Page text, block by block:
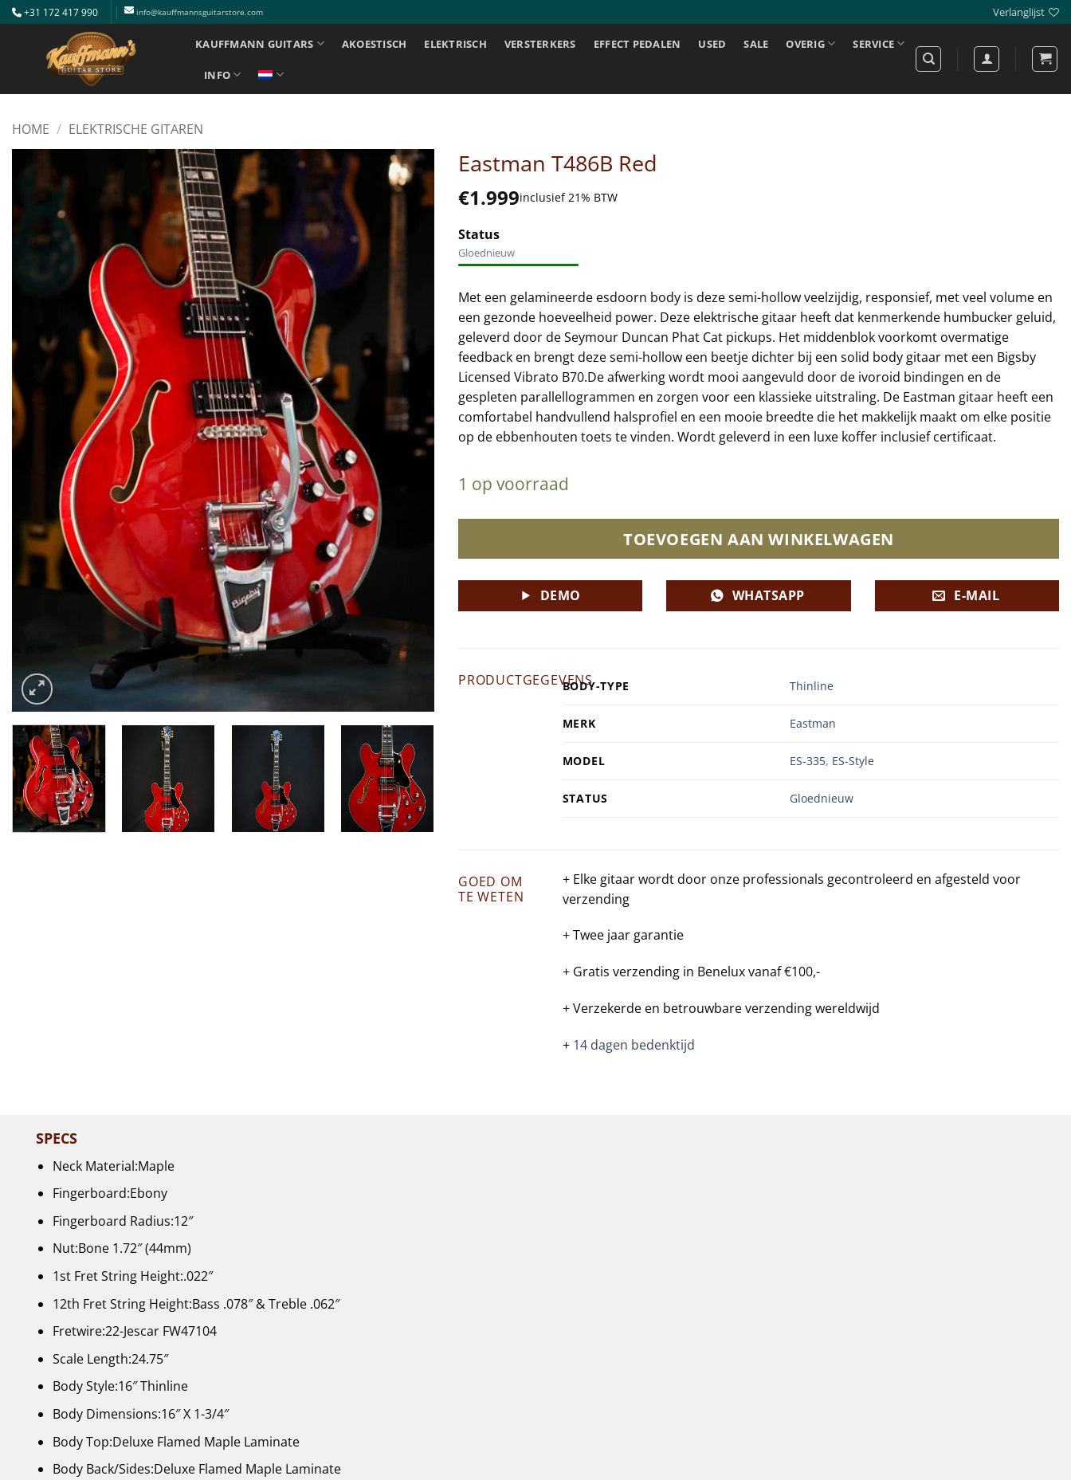
Ga
naar
+31 172 417 990 info@kauffmannsguitarstore.com Verlanglijst
KAUFFMANN GUITARS AKOESTISCH ELEKTRISCH VERSTERKERS EFFECT PEDALEN USED SALE OVERIG SERVICE
INFO
HOME / ELEKTRISCHE GITAREN
Eastman T486B Red
€1.999inclusief 21% BTW
Status
Gloednieuw
Met een gelamineerde esdoorn body is deze semi-hollow veelzijdig, responsief, met veel volume en
een gezonde hoeveelheid power. Deze elektrische gitaar heeft dat kenmerkende humbucker geluid,
geleverd door de Seymour Duncan Phat Cat pickups. Het middenblok voorkomt overmatige
feedback en brengt deze semi-hollow een beetje dichter bij een solid body gitaar met een Bigsby
Licensed Vibrato B70.De afwerking wordt mooi aangevuld door de ivoroid bindingen en de
gespleten parallellogrammen en zorgen voor een klassieke uitstraling. De Eastman gitaar heeft een
comfortabel handvullend halsprofiel en een mooie breedte die het makkelijk maakt om elke positie
op de ebbenhouten toets te vinden. Wordt geleverd in een luxe koffer inclusief certificaat.
1 op voorraad
TOEVOEGEN AAN WINKELWAGEN
DEMO WHATSAPP E-MAIL
PRODUCTGEGEVENSBODY-TYPE Thinline
MERK Eastman
MODEL ES-335, ES-Style
STATUS Gloednieuw
GOED OM
TE WETEN
+ Elke gitaar wordt door onze professionals gecontroleerd en afgesteld voor
verzending
+ Twee jaar garantie
+ Gratis verzending in Benelux vanaf €100,-
+ Verzekerde en betrouwbare verzending wereldwijd
+ 14 dagen bedenktijd
SPECS
Neck Material:Maple
Fingerboard:Ebony
Fingerboard Radius:12″
Nut:Bone 1.72″ (44mm)
1st Fret String Height:.022″
12th Fret String Height:Bass .078″ & Treble .062″
Fretwire:22-Jescar FW47104
Scale Length:24.75″
Body Style:16″ Thinline
Body Dimensions:16″ X 1-3/4″
Body Top:Deluxe Flamed Maple Laminate
Body Back/Sides:Deluxe Flamed Maple Laminate